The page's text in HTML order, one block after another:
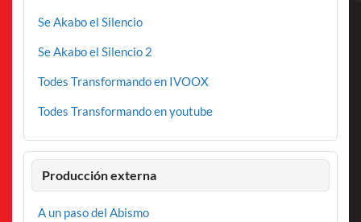
Se Akabo el Silencio
Se Akabo el Silencio 2
Todes Transformando en IVOOX
Todes Transformando en youtube
Producción externa
A un paso del Abismo